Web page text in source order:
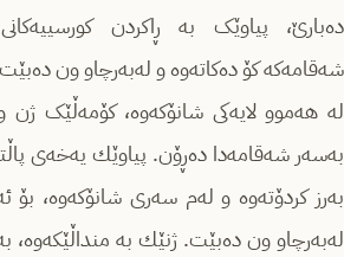
دەبارێ، پیاوێک بە ڕاکردن
شەقامەکە کۆ دەکاتەوە و له‌به‌رچاو ون
لە هەموو لایەکی شانۆکەوە، کۆمەڵێک ژن
بەسەر شەقامەدا دەڕۆن. پیاوێك یەخەی
بەرز کردۆتەوە و لەم سەری شانۆکەوە، بۆ
له‌به‌رچاو ون دەبێت. ژنێك بە منداڵێکەوە،